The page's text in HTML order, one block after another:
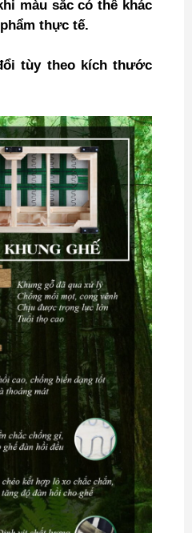
màu sắc có thể khác
thực tế.
tùy theo kích thước